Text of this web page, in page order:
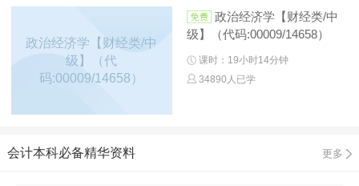
政治经济学【财经类/中
级】（代
码:00009/14658）
政治经济学【财经类/中
级】（代码:00009/14658）
课时：19小时14分钟
34890人已学
会计本科必备精华资料 更多